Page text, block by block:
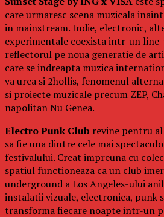
care urmaresc scena muzicala
in mainstream. Indie, electronic,
experimentale coexista intr-un
reflectorul pe noua generatie de
care se indreapta muzica
va urca si 2hollis, fenomenul
si proiecte muzicale precum ZEP,
napolitan Nu Genea.
Electro Punk Club revine pentru
sa fie una dintre cele mai
festivalului. Creat impreuna cu
spatiul functioneaza ca un club
underground a Los Angeles-ului
instalatii vizuale, electronica, punk
transforma fiecare noapte intr-un